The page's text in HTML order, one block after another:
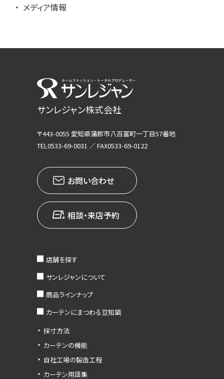
メディア情報
サンレジャン株式会社
〒443-0055 愛知県蒲郡市八百富町一丁目57番地
TEL0533-69-0031 ／ FAX0533-69-0122
お問い合わせ
相談・来店予約
店舗を探す
サンレジャンについて
商品ラインナップ
カーテンにまつわる豆知識
採寸方法
カーテンの機能
自社工場の製造工程
カーテン用語集